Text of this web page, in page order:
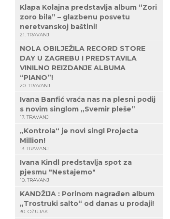
Klapa Kolajna predstavlja album “Zori
zoro bila” – glazbenu posvetu
neretvanskoj baštini!
21. TRAVANJ
NOLA OBILJEŽILA RECORD STORE
DAY U ZAGREBU I PREDSTAVILA
VINILNO REIZDANJE ALBUMA
“PIANO”!
20. TRAVANJ
Ivana Banfić vraća nas na plesni podij
s novim singlom „Svemir pleše”
17. TRAVANJ
„Kontrola“ je novi singl Projecta
Million!
13. TRAVANJ
Ivana Kindl predstavlja spot za
pjesmu "Nestajemo"
10. TRAVANJ
KANDŽIJA : Porinom nagrađen album
„Trostruki salto“ od danas u prodaji!
30. OŽUJAK